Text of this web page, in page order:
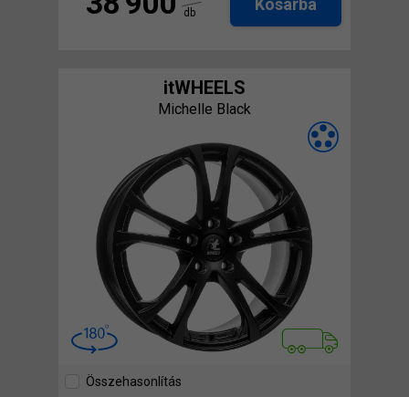
db
Kosárba
itWHEELS
Michelle Black
Összehasonlítás